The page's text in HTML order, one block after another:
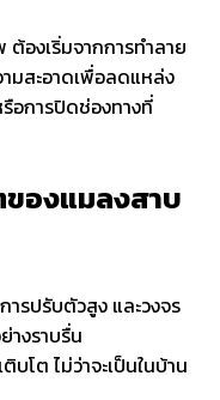
องเริ่มจากการทำลาย
ามสะอาดเพื่อลดแหล่ง
รือการปิดช่องทางที่
ของแมลงสาบ
รปรับตัวสูง และวงจร
างราบรื่น
โต ไม่ว่าจะเป็นในบ้าน